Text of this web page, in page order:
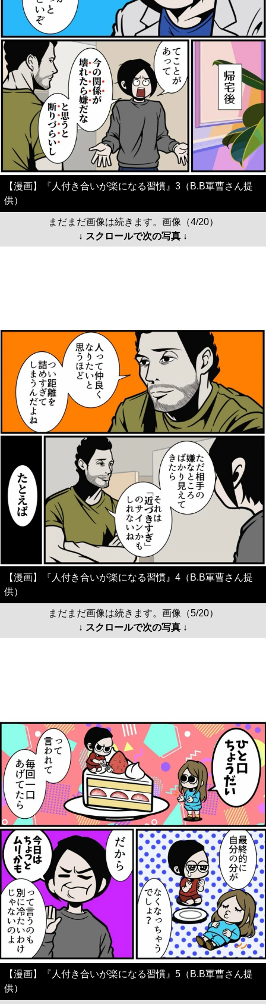
【漫画】『人付き合いが楽になる習慣』3（B.B軍曹さん提
供）
まだまだ画像は続きます。画像（4/20）
↓ スクロールで次の写真 ↓
【漫画】『人付き合いが楽になる習慣』4（B.B軍曹さん提
供）
まだまだ画像は続きます。画像（5/20）
↓ スクロールで次の写真 ↓
【漫画】『人付き合いが楽になる習慣』5（B.B軍曹さん提
供）